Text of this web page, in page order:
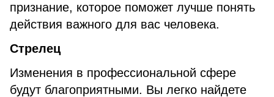
признание, которое поможет лучше понять
действия важного для вас человека.
Стрелец
Изменения в профессиональной сфере
будут благоприятными. Вы легко найдете